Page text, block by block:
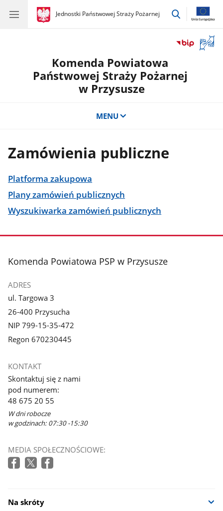
gov.pl
Jednostki Państwowej Straży Pożarnej
gov.pl
Jednostki
przejdź
okno
Komenda Powiatowa
Państwowej Straży Pożarnej
w Przysusze
MENU
Zamówienia publiczne
Platforma zakupowa
Plany zamówień publicznych
Wyszukiwarka zamówień publicznych
stopka
Komenda Powiatowa PSP w Przysusze
ADRES
ul. Targowa 3
26-400 Przysucha
NIP 799-15-35-472
Regon 670230445
KONTAKT
Skontaktuj się z nami
pod numerem:
48 675 20 55
W dni robocze
w godzinach: 07:30 -15:30
MEDIA SPOŁECZNOŚCIOWE:
Na skróty